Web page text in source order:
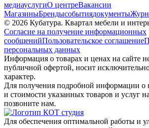
медиауслугиО центреВакансии
МагазиныБрендысобытиядокументы
© 2026 Кубатура. Квартал мебели и
Согласие на получение информационных
сообщенийПользовательское соглашение
персональных данных
Информация о товарах и ценах на сайте
публичной офертой, носит
характер.
Для получения подробной информации о
и стоимости указанных товаров и услуг
позвоните нам.
Для обеспечения оптимальной работы и